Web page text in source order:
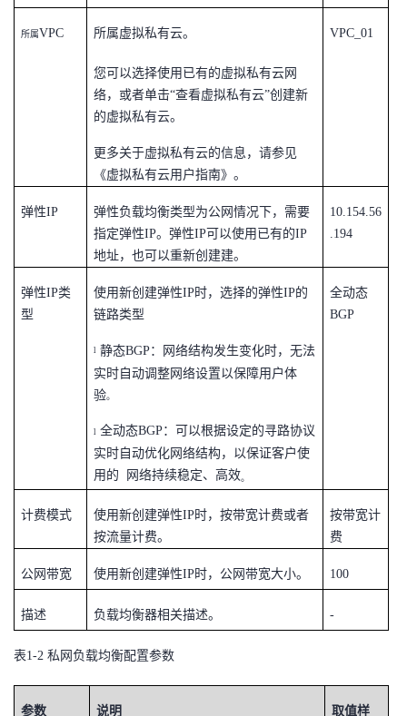
所属VPC 所属虚拟私有云。
您可以选择使用已有的虚拟私有云网
络，或者单击“查看虚拟私有云”创建新
的虚拟私有云。
更多关于虚拟私有云的信息，请参见
《虚拟私有云用户指南》。
VPC_01
弹性IP
弹性负载均衡类型为公网情况下，需要
指定弹性IP。弹性IP可以使用已有的IP
地址，也可以重新创建建。
10.154.56
.194
弹性IP类
型
使用新创建弹性IP时，选择的弹性IP的
链路类型
l 静态BGP：网络结构发生变化时，无法
实时自动调整网络设置以保障用户体
验。
l 全动态BGP：可以根据设定的寻路协议
实时自动优化网络结构，以保证客户使
用的 网络持续稳定、高效。
全动态
BGP
计费模式 使用新创建弹性IP时，按带宽计费或者
按流量计费。
按带宽计
费
公网带宽 使用新创建弹性IP时，公网带宽大小。 100
描述 负载均衡器相关描述。 -
表1-2 私网负载均衡配置参数
参数 说明 取值样